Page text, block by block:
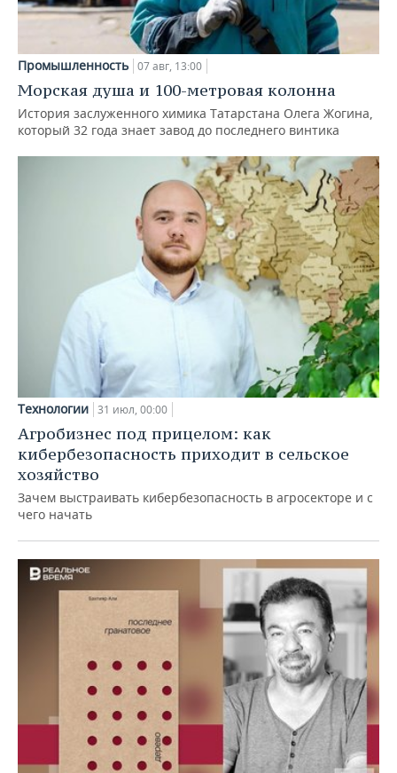
Промышленность 07 авг, 13:00
Морская душа и 100-метровая колонна
История заслуженного химика Татарстана Олега Жогина,
который 32 года знает завод до последнего винтика
Технологии 31 июл, 00:00
Агробизнес под прицелом: как
кибербезопасность приходит в сельское
хозяйство
Зачем выстраивать кибербезопасность в агросекторе и с
чего начать